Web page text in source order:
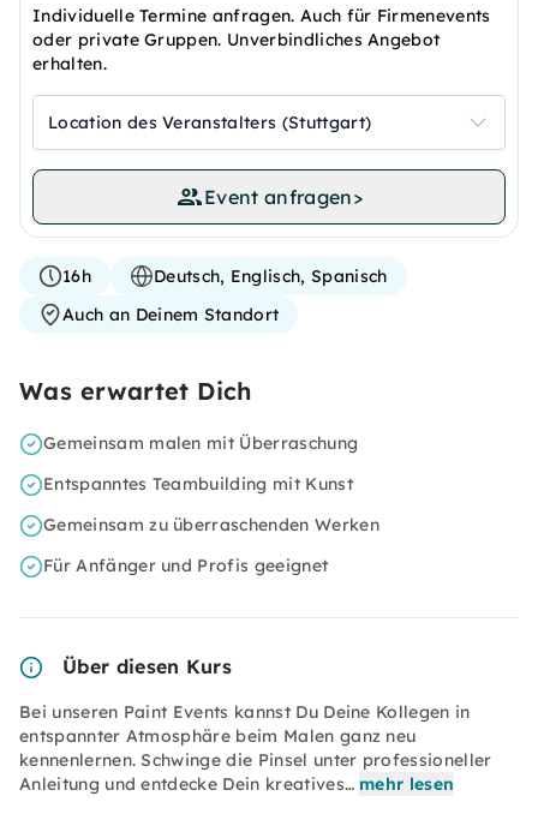
Individuelle Termine anfragen. Auch für Firmenevents
oder private Gruppen. Unverbindliches Angebot
erhalten.
Location des Veranstalters (Stuttgart)
Event anfragen>
16h
Deutsch, Englisch, Spanisch
Auch an Deinem Standort
Was erwartet Dich
Gemeinsam malen mit Überraschung
Entspanntes Teambuilding mit Kunst
Gemeinsam zu überraschenden Werken
Für Anfänger und Profis geeignet
Über diesen Kurs
Bei unseren Paint Events kannst Du Deine Kollegen in
entspannter Atmosphäre beim Malen ganz neu
kennenlernen. Schwinge die Pinsel unter professioneller
Anleitung und entdecke Dein kreatives… mehr lesen